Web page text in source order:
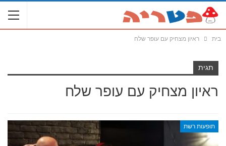
בית ראיון מצחיק עם עופר שלח
תגית
ראיון מצחיק עם עופר שלח
תופעות רשת